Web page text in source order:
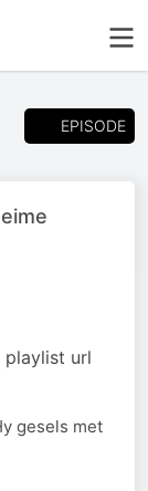
EPISODE
url
gesels met